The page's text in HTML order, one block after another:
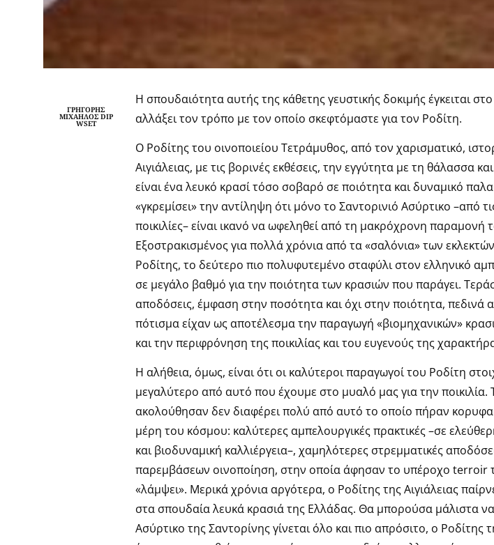
ΓΡΗΓΌΡΗΣ
ΜΙΧΑΉΛΟΣ DIP
WSET
Η σπουδαιότητα αυτής της κάθετης γευστικής δοκιμής έγκειται
αλλάξει τον τρόπο με τον οποίο σκεφτόμαστε για τον Ροδίτη.
Ο Ροδίτης του οινοποιείου Τετράμυθος, από τον χαρισματικό,
Αιγιάλειας, με τις βορινές εκθέσεις, την εγγύτητα με τη θάλασσα
είναι ένα λευκό κρασί τόσο σοβαρό σε ποιότητα και δυναμικό
«γκρεμίσει» την αντίληψη ότι μόνο το Σαντορινιό Ασύρτικο –από
ποικιλίες– είναι ικανό να ωφεληθεί από τη μακρόχρονη παραμονή
Εξοστρακισμένος για πολλά χρόνια από τα «σαλόνια» των
Ροδίτης, το δεύτερο πιο πολυφυτεμένο σταφύλι στον ελληνικό
σε μεγάλο βαθμό για την ποιότητα των κρασιών που παράγει.
αποδόσεις, έμφαση στην ποσότητα και όχι στην ποιότητα, πεδινά
πότισμα είχαν ως αποτέλεσμα την παραγωγή «βιομηχανικών»
και την περιφρόνηση της ποικιλίας και του ευγενούς της
Η αλήθεια, όμως, είναι ότι οι καλύτεροι παραγωγοί του Ροδίτη
μεγαλύτερο από αυτό που έχουμε στο μυαλό μας για την ποικιλία.
ακολούθησαν δεν διαφέρει πολύ από αυτό το οποίο πήραν
μέρη του κόσμου: καλύτερες αμπελουργικές πρακτικές –σε
και βιοδυναμική καλλιέργεια–, χαμηλότερες στρεμματικές
παρεμβάσεων οινοποίηση, στην οποία άφησαν το υπέροχο terroir
«λάμψει». Μερικά χρόνια αργότερα, ο Ροδίτης της Αιγιάλειας
στα σπουδαία λευκά κρασιά της Ελλάδας. Θα μπορούσα μάλιστα
Ασύρτικο της Σαντορίνης γίνεται όλο και πιο απρόσιτο, ο Ροδίτης